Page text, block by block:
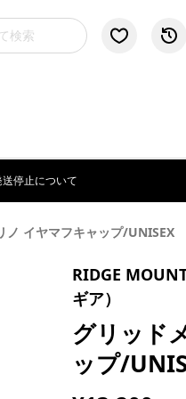
停止について
ノ イヤマフキャップ/UNISEX
RIDGE
ギア）
グリッド
ップ/